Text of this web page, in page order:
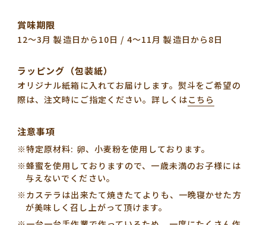
賞味期限
12〜3月 製造日から10日 / 4〜11月 製造日から8日
ラッピング（包装紙）
オリジナル紙箱に入れてお届けします。熨斗をご希望の
際は、注文時にご指定ください。詳しくはこちら
注意事項
※特定原材料: 卵、小麦粉を使用しております。
※蜂蜜を使用しておりますので、一歳未満のお子様には
与えないでください。
※カステラは出来たて焼きたてよりも、一晩寝かせた方
が美味しく召し上がって頂けます。